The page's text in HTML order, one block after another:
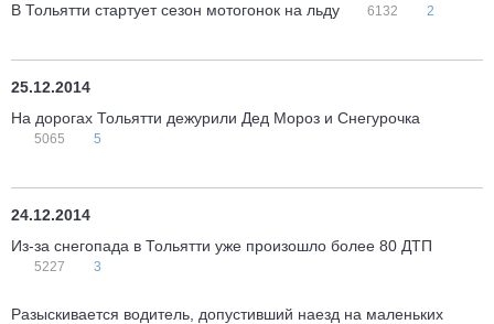
В Тольятти стартует сезон мотогонок на льду
6132 2
25.12.2014
На дорогах Тольятти дежурили Дед Мороз и Снегурочка
5065 5
24.12.2014
Из-за снегопада в Тольятти уже произошло более 80 ДТП
5227 3
Разыскивается водитель, допустивший наезд на маленьких